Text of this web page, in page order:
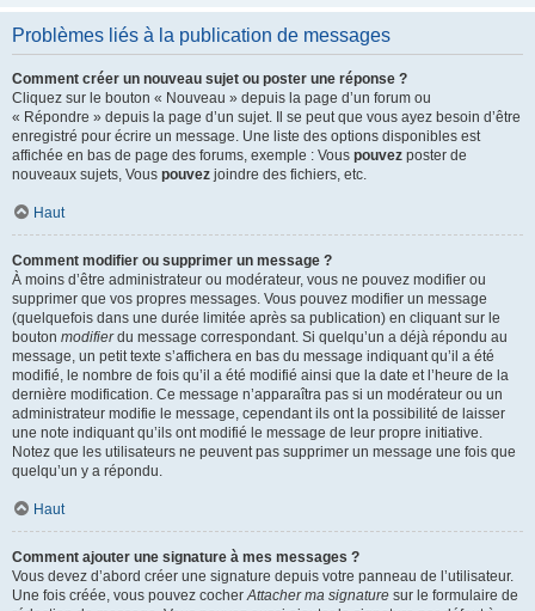
Problèmes liés à la publication de messages
Comment créer un nouveau sujet ou poster une réponse ?
Cliquez sur le bouton « Nouveau » depuis la page d’un forum ou
« Répondre » depuis la page d’un sujet. Il se peut que vous ayez besoin d’être
enregistré pour écrire un message. Une liste des options disponibles est
affichée en bas de page des forums, exemple : Vous pouvez poster de
nouveaux sujets, Vous pouvez joindre des fichiers, etc.
Haut
Comment modifier ou supprimer un message ?
À moins d’être administrateur ou modérateur, vous ne pouvez modifier ou
supprimer que vos propres messages. Vous pouvez modifier un message
(quelquefois dans une durée limitée après sa publication) en cliquant sur le
bouton modifierdu message correspondant. Si quelqu’un a déjà répondu au
message, un petit texte s’affichera en bas du message indiquant qu’il a été
modifié, le nombre de fois qu’il a été modifié ainsi que la date et l’heure de la
dernière modification. Ce message n’apparaîtra pas si un modérateur ou un
administrateur modifie le message, cependant ils ont la possibilité de laisser
une note indiquant qu’ils ont modifié le message de leur propre initiative.
Notez que les utilisateurs ne peuvent pas supprimer un message une fois que
quelqu’un y a répondu.
Haut
Comment ajouter une signature à mes messages ?
Vous devez d’abord créer une signature depuis votre panneau de l’utilisateur.
Une fois créée, vous pouvez cocherAttacher ma signature sur le formulaire de